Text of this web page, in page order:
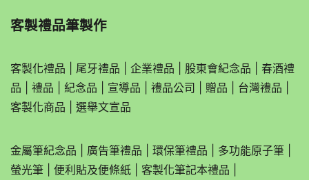
客製禮品筆製作
客製化禮品 尾牙禮品 企業禮品 股東會紀念品
春酒禮
品
禮品 紀念品 宣導品 禮品公司 贈品 台灣禮品
客製化商品
選舉文宣品
金屬筆紀念品 廣告筆禮品 環保筆禮品 多功能原子筆
螢光筆
便利貼及便條紙 客製化筆記本禮品